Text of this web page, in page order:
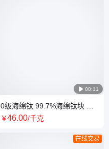
 00:11
0级海绵钛 99.7%海绵钛块 熔
炼添加用钛粉系列
￥46.00/千克
在线交易